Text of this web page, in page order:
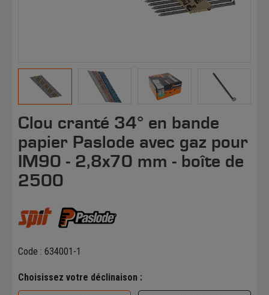
Clou cranté 34° en bande
papier Paslode avec gaz pour
IM90 - 2,8x70 mm - boîte de
2500
Code : 634001-1
Choisissez votre déclinaison :